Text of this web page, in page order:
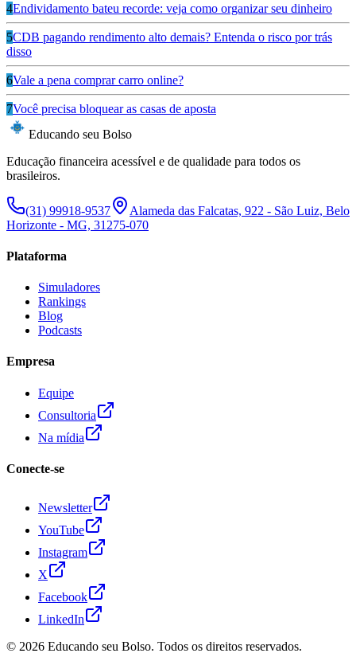
4Endividamento bateu recorde: veja como organizar seu dinheiro
5CDB pagando rendimento alto demais? Entenda o risco por trás
disso
6Vale a pena comprar carro online?
7Você precisa bloquear as casas de aposta
Educando seu Bolso
Educação financeira acessível e de qualidade para todos os
brasileiros.
(31) 99918-9537
Alameda das Falcatas, 922 - São Luiz, Belo
Horizonte - MG, 31275-070
Plataforma
Simuladores
Rankings
Blog
Podcasts
Empresa
Equipe
Consultoria
Na mídia
Conecte-se
Newsletter
YouTube
Instagram
X
Facebook
LinkedIn
© 2026 Educando seu Bolso. Todos os direitos reservados.